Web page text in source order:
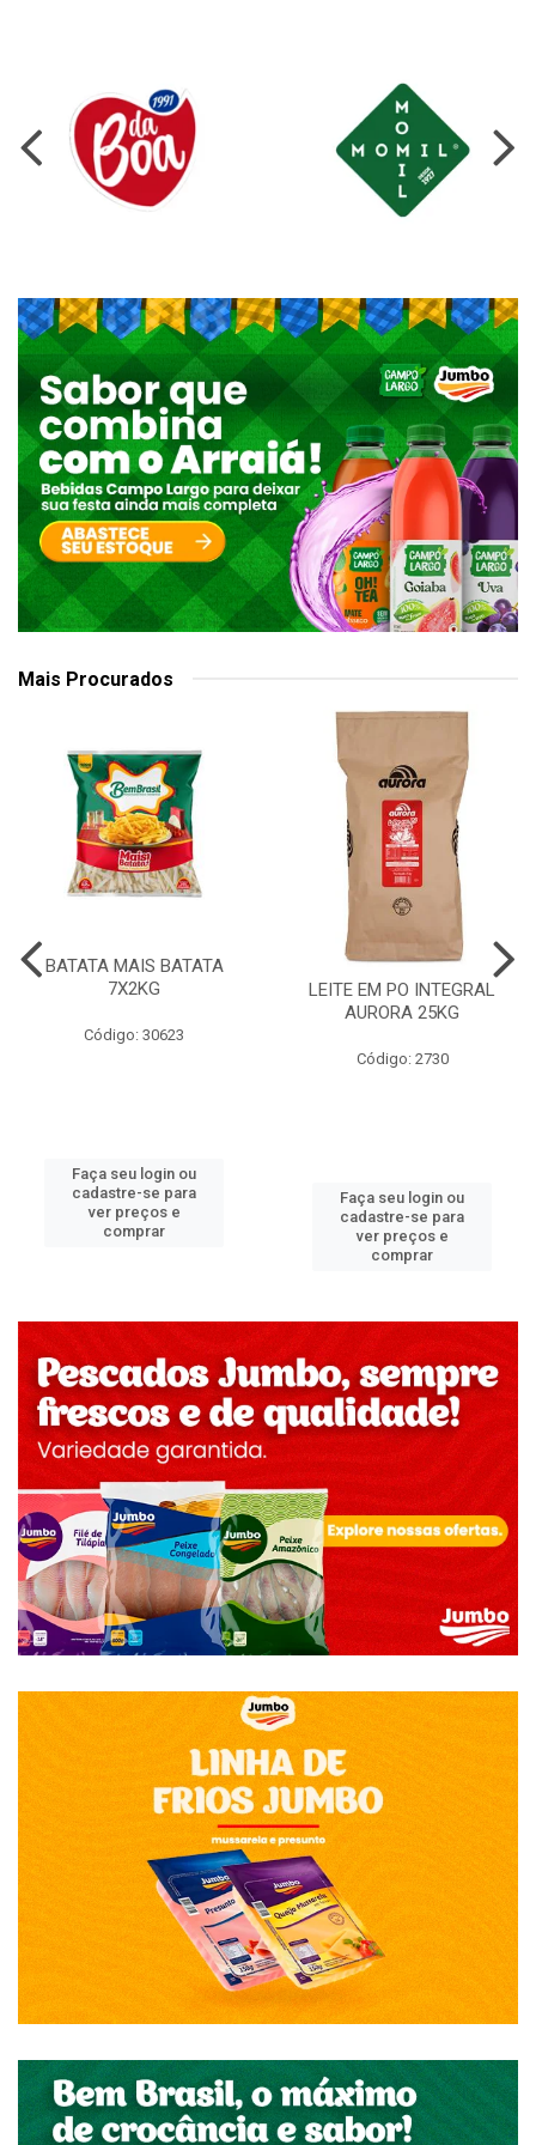
Mais Procurados
BATATA MAIS BATATA
7X2KG
Código: 30623
Faça seu login ou
cadastre-se para
ver preços e
comprar
LEITE EM PO INTEGRAL
AURORA 25KG
Código: 2730
Faça seu login ou
cadastre-se para
ver preços e
comprar